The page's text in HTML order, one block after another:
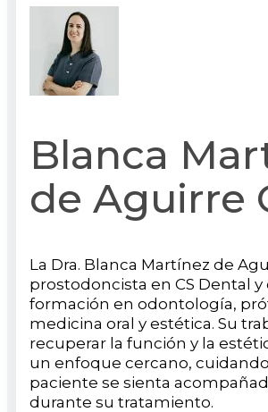
Blanca
de Aguirre
La Dra. Blanca Martínez de
prostodoncista en CS Dental
formación en odontología,
medicina oral y estética. Su
recuperar la función y la
un enfoque cercano,
paciente se sienta
durante su tratamiento.